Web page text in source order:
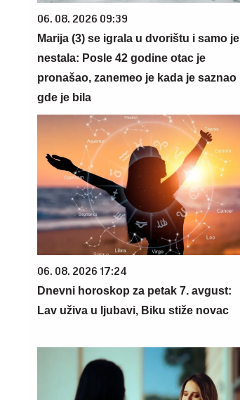
06. 08. 2026 09:39
Marija (3) se igrala u dvorištu i samo je
nestala: Posle 42 godine otac je
pronašao, zanemeo je kada je saznao
gde je bila
06. 08. 2026 17:24
Dnevni horoskop za petak 7. avgust:
Lav uživa u ljubavi, Biku stiže novac